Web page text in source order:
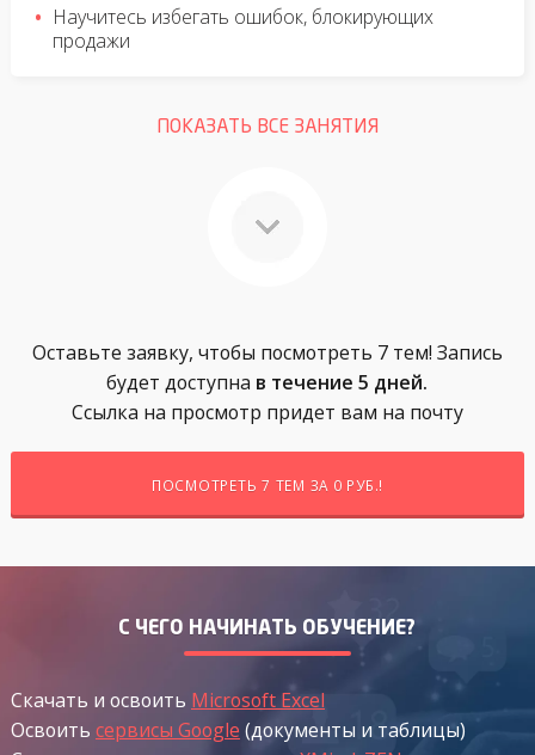
Научитесь избегать ошибок, блокирующих
продажи
ПОКАЗАТЬ ВСЕ ЗАНЯТИЯ
Оставьте заявку, чтобы посмотреть 7 тем! Запись
будет доступна в течение 5 дней.
Ссылка на просмотр придет вам на почту
ПОСМОТРЕТЬ 7 ТЕМ ЗА 0 РУБ.!
С ЧЕГО НАЧИНАТЬ ОБУЧЕНИЕ?
Скачать и освоить Microsoft Excel
Освоить сервисы Google (документы и таблицы)